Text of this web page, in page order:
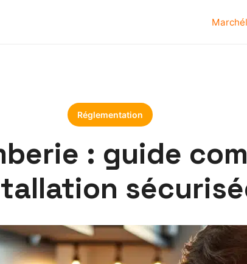
Marché
Réglementation
: guide